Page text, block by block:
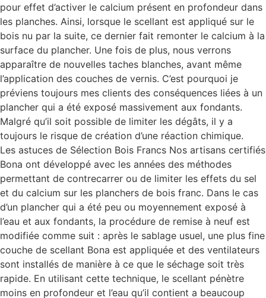
pour effet d’activer le calcium présent en profondeur dans
les planches. Ainsi, lorsque le scellant est appliqué sur le
bois nu par la suite, ce dernier fait remonter le calcium à la
surface du plancher. Une fois de plus, nous verrons
apparaître de nouvelles taches blanches, avant même
l’application des couches de vernis. C’est pourquoi je
préviens toujours mes clients des conséquences liées à un
plancher qui a été exposé massivement aux fondants.
Malgré qu’il soit possible de limiter les dégâts, il y a
toujours le risque de création d’une réaction chimique.
Les astuces de Sélection Bois Francs Nos artisans certifiés
Bona ont développé avec les années des méthodes
permettant de contrecarrer ou de limiter les effets du sel
et du calcium sur les planchers de bois franc. Dans le cas
d’un plancher qui a été peu ou moyennement exposé à
l’eau et aux fondants, la procédure de remise à neuf est
modifiée comme suit : après le sablage usuel, une plus fine
couche de scellant Bona est appliquée et des ventilateurs
sont installés de manière à ce que le séchage soit très
rapide. En utilisant cette technique, le scellant pénètre
moins en profondeur et l’eau qu’il contient a beaucoup